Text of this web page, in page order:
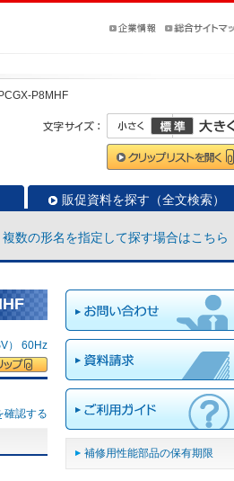
PCGX-P8MHF
販促資料を探す（全文検索）
複数の形名を指定して探す場合はこちら
） 60Hz
確認する
補修用性能部品の保有期限